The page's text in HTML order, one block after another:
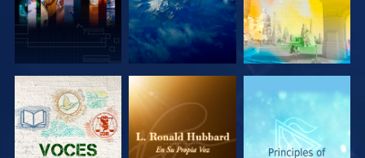
EXPLORA LAS
SERIES
EXPLORA LAS
SERIES
EXPLORA LAS
SERIES